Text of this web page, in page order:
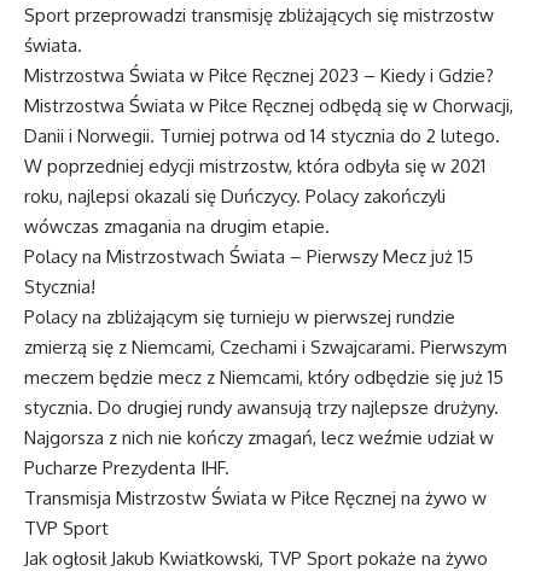
Sport przeprowadzi transmisję zbliżających się mistrzostw
świata.
Mistrzostwa Świata w Piłce Ręcznej 2023 – Kiedy i Gdzie?
Mistrzostwa Świata w Piłce Ręcznej odbędą się w Chorwacji,
Danii i Norwegii. Turniej potrwa od 14 stycznia do 2 lutego.
W poprzedniej edycji mistrzostw, która odbyła się w 2021
roku, najlepsi okazali się Duńczycy. Polacy zakończyli
wówczas zmagania na drugim etapie.
Polacy na Mistrzostwach Świata – Pierwszy Mecz już 15
Stycznia!
Polacy na zbliżającym się turnieju w pierwszej rundzie
zmierzą się z Niemcami, Czechami i Szwajcarami. Pierwszym
meczem będzie mecz z Niemcami, który odbędzie się już 15
stycznia. Do drugiej rundy awansują trzy najlepsze drużyny.
Najgorsza z nich nie kończy zmagań, lecz weźmie udział w
Pucharze Prezydenta IHF.
Transmisja Mistrzostw Świata w Piłce Ręcznej na żywo w
TVP Sport
Jak ogłosił Jakub Kwiatkowski, TVP Sport pokaże na żywo